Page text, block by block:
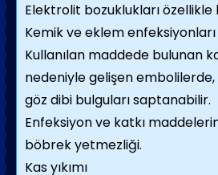
Elektrolit bozuklukları
Kemik ve eklem enfeksiyonları
Kullanılan maddede bulunan
nedeniyle gelişen
göz dibi bulguları saptanabilir.
Enfeksiyon ve katkı
böbrek yetmezliği.
Kas yıkımı